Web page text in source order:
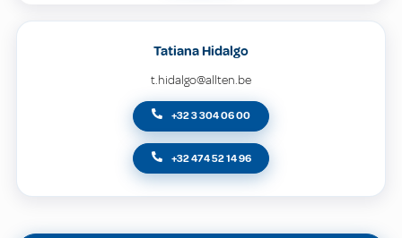
Tatiana Hidalgo
t.hidalgo@allten.be
+32 3 304 06 00
+32 474 52 14 96